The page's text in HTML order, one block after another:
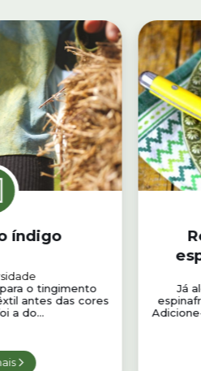
índigo
o tingimento
antes das cores
a do...
Já